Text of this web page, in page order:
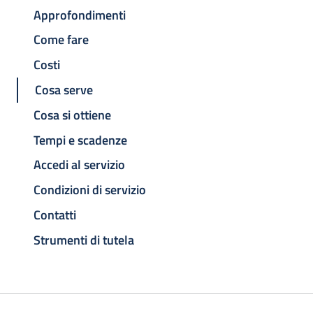
Approfondimenti
Come fare
Costi
Cosa serve
Cosa si ottiene
Tempi e scadenze
Accedi al servizio
Condizioni di servizio
Contatti
Strumenti di tutela